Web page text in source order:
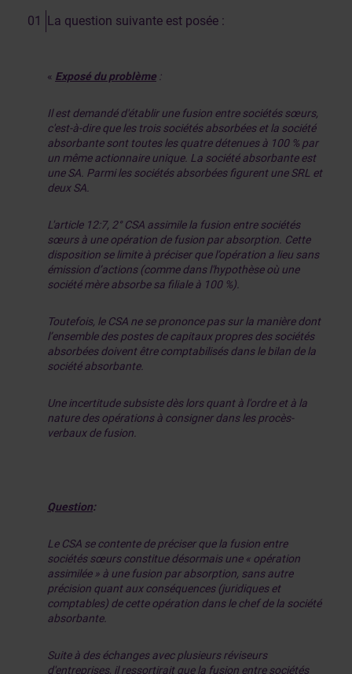
La question suivante est posée :
« Exposé du problème
Il est demandé d'établir une fusion entre sociétés sœurs,
c'est-à-dire que les trois sociétés absorbées et la société
absorbante sont toutes les quatre détenues à 100 % par
un même actionnaire unique. La société absorbante est
une SA. Parmi les sociétés absorbées figurent une SRL et
deux SA.
L'article 12:7, 2° CSA assimile la fusion entre sociétés
sœurs à une opération de fusion par absorption. Cette
disposition se limite à préciser que l’opération a lieu sans
émission d’actions (comme dans l'hypothèse où une
société mère absorbe sa filiale à 100 %).
Toutefois, le CSA ne se prononce pas sur la manière dont
l’ensemble des postes de capitaux propres des sociétés
absorbées doivent être comptabilisés dans le bilan de la
société absorbante.
Une incertitude subsiste dès lors quant à l'ordre et à la
nature des opérations à consigner dans les procès-
verbaux de fusion.
Question:
Le CSA se contente de préciser que la fusion entre
sociétés sœurs constitue désormais une « opération
assimilée » à une fusion par absorption, sans autre
précision quant aux conséquences (juridiques et
comptables) de cette opération dans le chef de la société
absorbante.
Suite à des échanges avec plusieurs réviseurs
d'entreprises, il ressortirait que la fusion entre sociétés